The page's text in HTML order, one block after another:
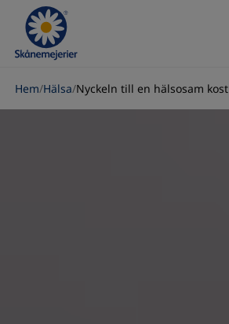
Skip to content
Hem/Hälsa/Nyckeln till en hälsosam kost